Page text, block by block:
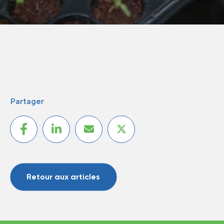
Partager
Retour aux articles